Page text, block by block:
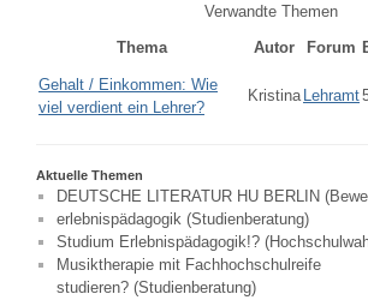
Verwandte Themen
Thema
Autor Forum
Gehalt / Einkommen: Wie
viel verdient ein Lehrer?
Kristina Lehramt
Aktuelle Themen
DEUTSCHE LITERATUR HU BERLIN
erlebnispädagogik (Studienberatung)
Studium Erlebnispädagogik!?
Musiktherapie mit Fachhochschulreife
studieren? (Studienberatung)